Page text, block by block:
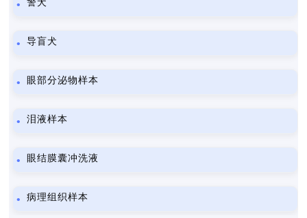
警犬
导盲犬
眼部分泌物样本
泪液样本
眼结膜囊冲洗液
病理组织样本